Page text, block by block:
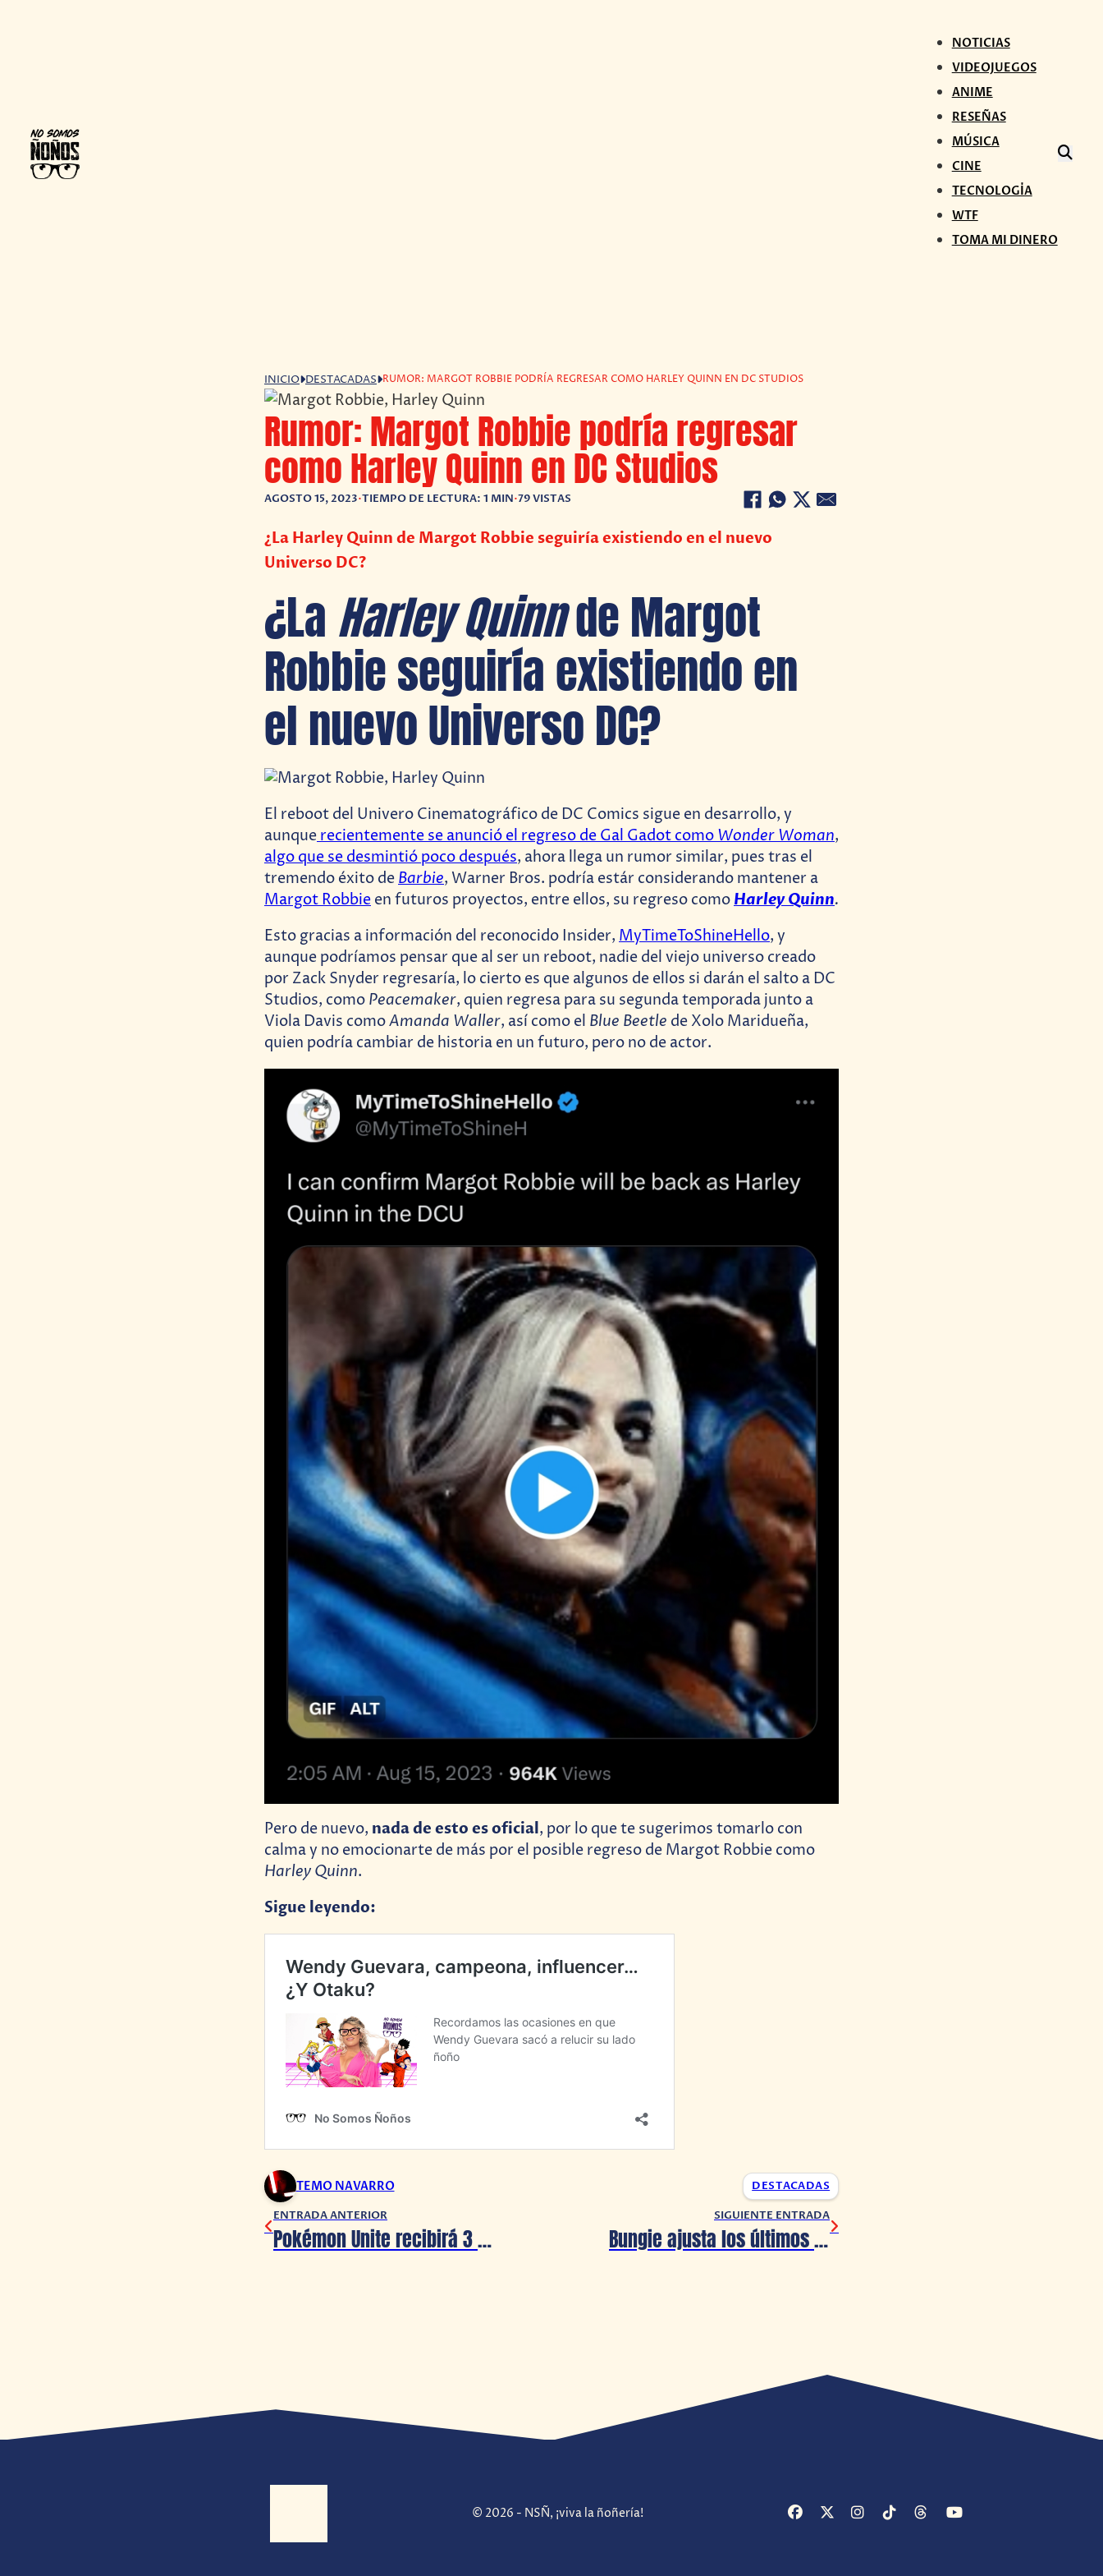
NOTICIAS
VIDEOJUEGOS
ANIME
RESEÑAS
MÚSICA
CINE
TECNOLOGÍA
WTF
TOMA MI DINERO
INICIO DESTACADAS RUMOR: MARGOT ROBBIE PODRÍA REGRESAR COMO HARLEY QUINN EN DC STUDIOS
Rumor: Margot Robbie podría regresar
como Harley Quinn en DC Studios
AGOSTO 15, 2023•TIEMPO DE LECTURA: 1 MIN•79 VISTAS
¿La Harley Quinn de Margot Robbie seguiría existiendo en el nuevo
Universo DC?
¿La Harley Quinnde Margot
Robbie seguiría existiendo en
el nuevo Universo DC?
El reboot del Univero Cinematográfico de DC Comics sigue en desarrollo, y
aunque recientemente se anunció el regreso de Gal Gadot como Wonder Woman,
algo que se desmintió poco después, ahora llega un rumor similar, pues tras el
tremendo éxito de Barbie, Warner Bros. podría estár considerando mantener a
Margot Robbie en futuros proyectos, entre ellos, su regreso como Harley Quinn.
Esto gracias a información del reconocido Insider, MyTimeToShineHello, y
aunque podríamos pensar que al ser un reboot, nadie del viejo universo creado
por Zack Snyder regresaría, lo cierto es que algunos de ellos si darán el salto a DC
Studios, como Peacemaker, quien regresa para su segunda temporada junto a
Viola Davis comoAmanda Waller, así como el Blue Beetle de Xolo Maridueña,
quien podría cambiar de historia en un futuro, pero no de actor.
Pero de nuevo, nada de esto es oficial, por lo que te sugerimos tomarlo con
calma y no emocionarte de más por el posible regreso de Margot Robbie como
Harley Quinn.
Sigue leyendo:
TEMO NAVARRO DESTACADAS
ENTRADA ANTERIOR
Pokémon Unite recibirá 3 nuevos personajes jugables
SIGUIENTE ENTRADA
Bungie ajusta los últimos detalles para el evento de Destiny 2
© 2026 - NSÑ, ¡viva la ñoñería!